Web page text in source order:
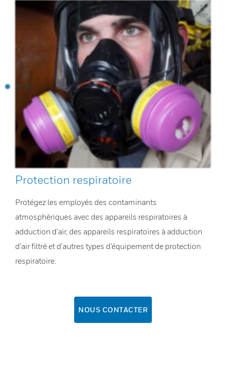
Protection respiratoire
Protégez les employés des contaminants
atmosphériques avec des appareils respiratoires à
adduction d’air, des appareils respiratoires à adduction
d’air filtré et d’autres types d’équipement de protection
respiratoire.
NOUS CONTACTER